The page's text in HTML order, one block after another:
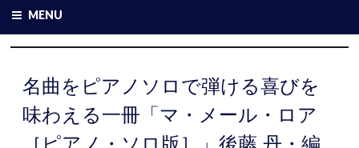
MENU
名曲をピアノソロで弾ける喜びを
味わえる一冊「マ・メール・ロア
［ピアノ・ソロ版］」後藤 丹・編